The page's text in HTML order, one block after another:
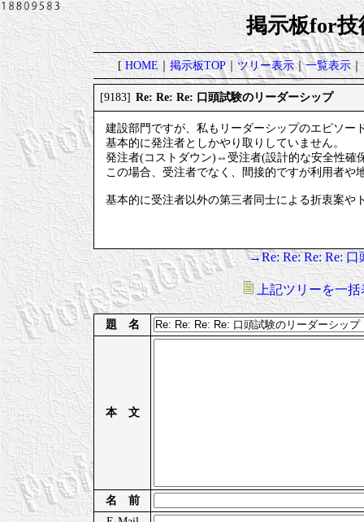
掲示板for技
[HOME｜掲示板TOP｜ツリー表示｜一覧表示｜
[9183] Re: Re: Re: 口頭試験のリーダーシップ
建設部門ですが、私もリーダーシップのエピソー
基本的に発注者としかやり取りしていません。
発注者(コストダウン)⇔受注者(設計的な安全性確
この場合、受注者でなく、間接的ですが利用者や
基本的に受注者以外の第三者同士による折衷案や
→Re: Re: Re: Re:
上記ツリーを一括
題 名
本 文
名 前